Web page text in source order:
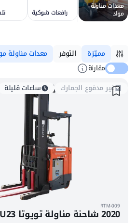
معدات مناولة
مواد رافعات شوكية
مميّزة التوفر معدات مناولة
مقارنة
غير مدفوع الجمارك
ساعات قليلة
RTM-009
2020 شاحنة مناولة تويوتا 9BRU23